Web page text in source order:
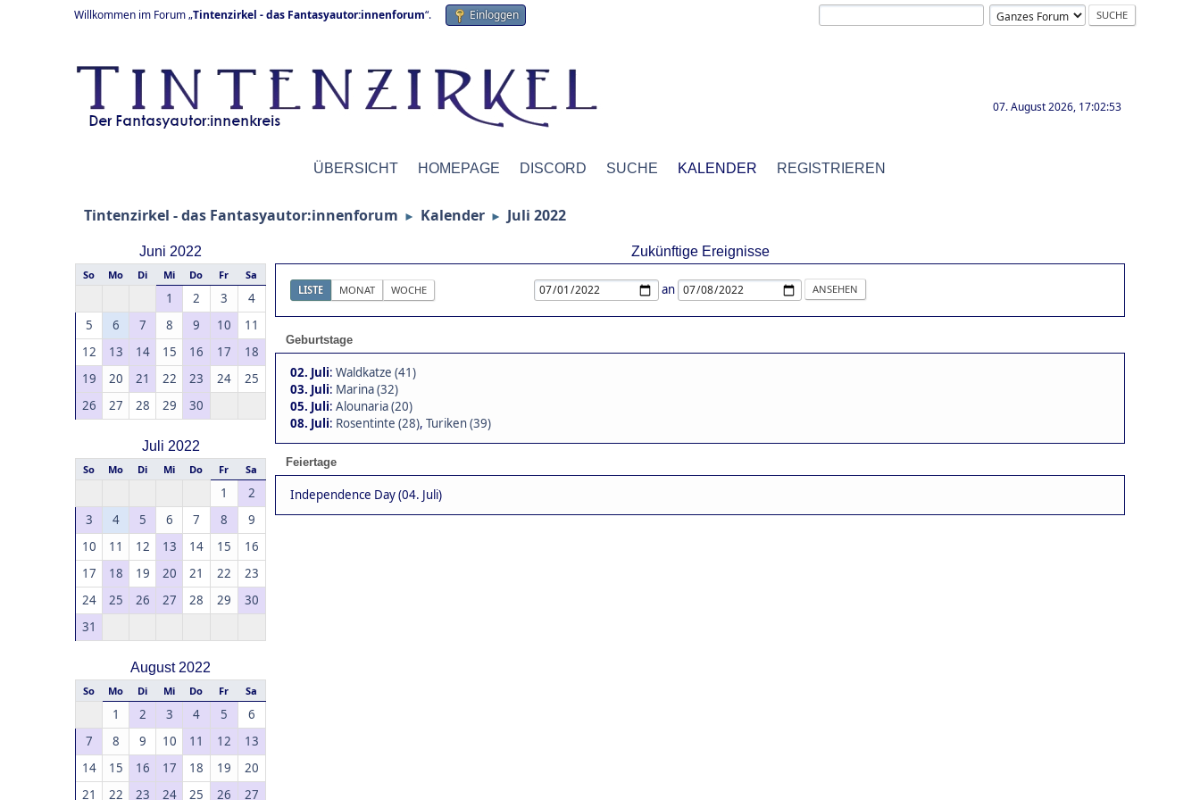
Willkommen im Forum „Tintenzirkel - das Fantasyautor:innenforum“. Einloggen
07. August 2026, 17:02:53
ÜBERSICHT HOMEPAGE DISCORD SUCHE KALENDER REGISTRIEREN
Tintenzirkel - das Fantasyautor:innenforum ► Kalender ► Juli 2022
Juni 2022
So Mo Di Mi Do Fr Sa
1 2 3
4
5
6 7 8 9 10
11
12
13 14 15 16 17
18
19
20 21 22 23 24
25
26
27 28 29 30
Juli 2022
So Mo Di Mi Do Fr Sa
1
2
3
4 5 6 7 8
9
10
11 12 13 14 15
16
17
18 19 20 21 22
23
24
25 26 27 28 29
30
31
August 2022
So Mo Di Mi Do Fr Sa
1 2 3 4 5
6
7
8 9 10 11 12
13
14
15 16 17 18 19
20
21
22 23 24 25 26 27
Zukünftige Ereignisse
LISTE MONAT WOCHE an
Geburtstage
02. Juli: Waldkatze (41)
03. Juli: Marina (32)
05. Juli: Alounaria (20)
08. Juli: Rosentinte (28), Turiken (39)
Feiertage
Independence Day (04. Juli)